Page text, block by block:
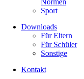
Normen
Sport
Downloads
Für Eltern
Für Schüler
Sonstige
Kontakt